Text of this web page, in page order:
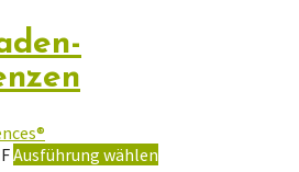
Ausführung wählen